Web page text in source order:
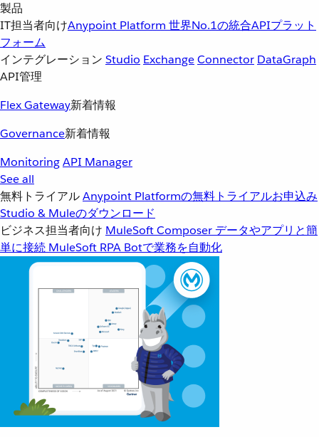
製品
IT担当者向けAnypoint Platform 世界No.1の統合APIプラット
フォーム
インテグレーション Studio ExchangeConnector DataGraph
API管理
Flex Gateway新着情報
Governance新着情報
MonitoringAPI Manager
See all
無料トライアルAnypoint Platformの無料トライアルお申込み
Studio & Muleのダウンロード
ビジネス担当者向け MuleSoft Composer データやアプリと簡
単に接続 MuleSoft RPA Botで業務を自動化